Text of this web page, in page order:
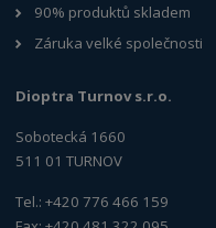
90% produktů skladem
Záruka velké společnosti
Dioptra Turnov s.r.o.
Sobotecká 1660
511 01 TURNOV
Tel.: +420 776 466 159